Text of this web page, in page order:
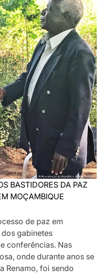
BASTIDORES DA PAZ
MOÇAMBIQUE
de paz em
gabinetes
conferências. Nas
onde durante anos se
Renamo, foi sendo